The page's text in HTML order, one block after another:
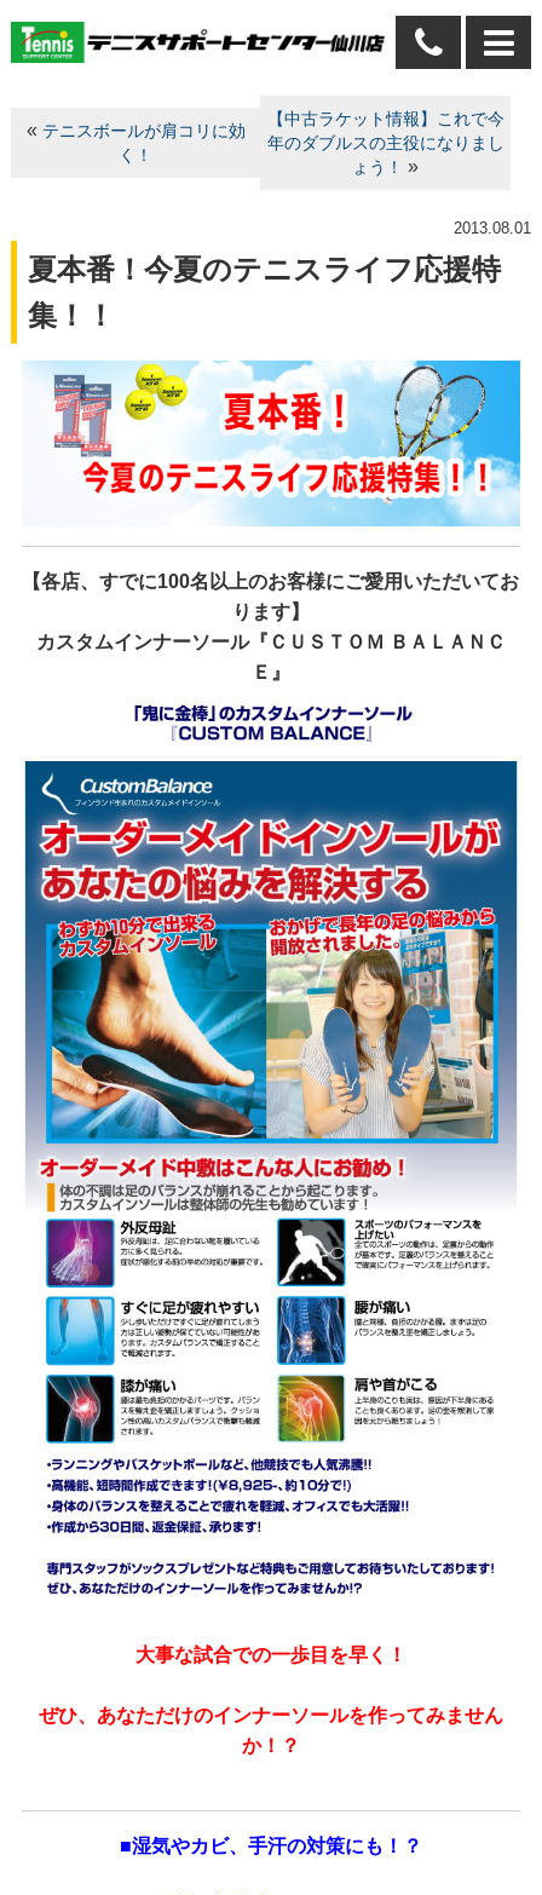
« テニスボールが肩コリに効
く！
【中古ラケット情報】これで今
年のダブルスの主役になりまし
ょう！
»
2013.08.01
夏本番！今夏のテニスライフ応援特
集！！
【各店、すでに100名以上のお客様にご愛用いただいてお
ります】
カスタムインナーソール『ＣＵＳＴＯＭ ＢＡＬＡＮＣ
Ｅ』
大事な試合での一歩目を早く！
ぜひ、あなただけのインナーソールを作ってみません
か！？
■湿気やカビ、手汗の対策にも！？